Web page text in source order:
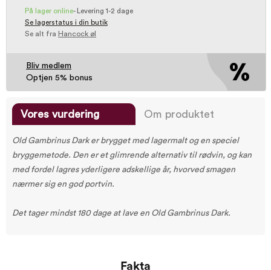
På lager online-
Levering 1-2 dage
Se lagerstatus i din butik
Se alt fra Hancock øl
Bliv medlem
Optjen 5% bonus
Vores vurdering Om produktet
Old Gambrinus Dark er brygget med lagermalt og en speciel
bryggemetode. Den er et glimrende alternativ til rødvin, og kan
med fordel lagres yderligere adskellige år, hvorved smagen
nærmer sig en god portvin.
Det tager mindst 180 dage at lave en Old Gambrinus Dark.
Fakta